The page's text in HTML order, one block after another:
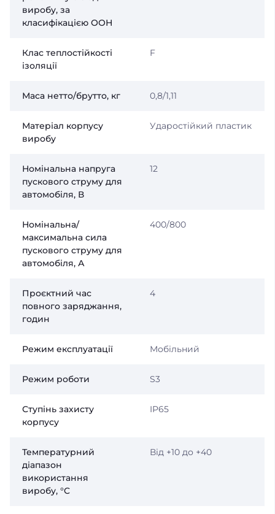
виробу, за
класифікацією ООН
Клас теплостійкості
ізоляції
F
Маса нетто/брутто, кг 0,8/1,11
Матеріал корпусу
виробу
Ударостійкий пластик
Номінальна напруга
пускового струму для
автомобіля, В
12
Номінальна/
максимальна сила
пускового струму для
автомобіля, А
400/800
Проєктний час
повного заряджання,
годин
4
Режим експлуатації Мобільний
Режим роботи S3
Ступінь захисту
корпусу
IP65
Температурний
діапазон
використання
виробу, °C
Від +10 до +40